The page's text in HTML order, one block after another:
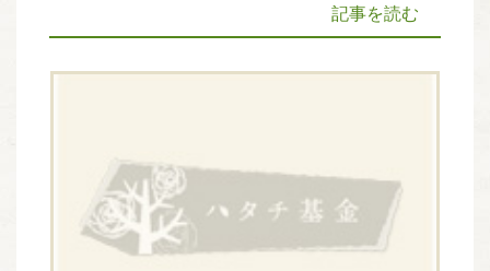
記事を読む